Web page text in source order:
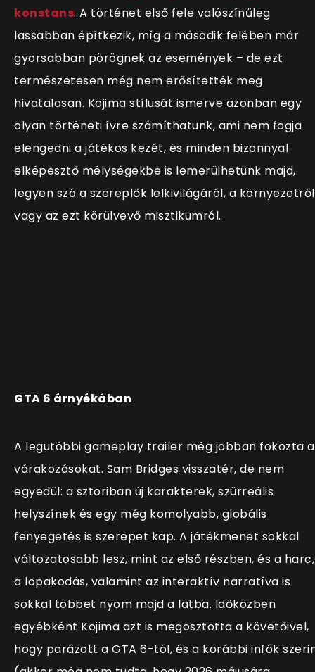
konstans. A történet első fele valószínűleg
lassabban építkezik, míg a második felében már
gyorsabban pörögnek az események – de ezt
természetesen még nem erősítették meg
hivatalosan. Kojima stílusát ismerve azonban egy
olyan történeti ívre számíthatunk, ami nem fogja
elengedni a játékos kezét, és minden bizonnyal
elképesztő mélységekbe is lemerülhetünk majd,
legyen szó a szereplők lelkivilágáról, a környezetről
vagy az ezt körülvevő misztikumról.
GTA 6 árnyékában
A legutóbbi gameplay trailer még jobban fokozta a
várakozásokat. Sam Bridges visszatér, de nem
egyedül: a sztoriban új karakterek, szürreális
helyszínek és egy még komolyabb, globális
fenyegetés is szerepet kap. A játékmenet sokkal
változatosabb lesz, mint az első részben, és a harc,
a lopakodás, valamint az interaktív narratíva is
sokkal többet nyom majd a latba. Időközben
egyébként Kojima azt is megosztotta a követőivel,
hogy parázott a GTA 6-tól, és a korábbi infók